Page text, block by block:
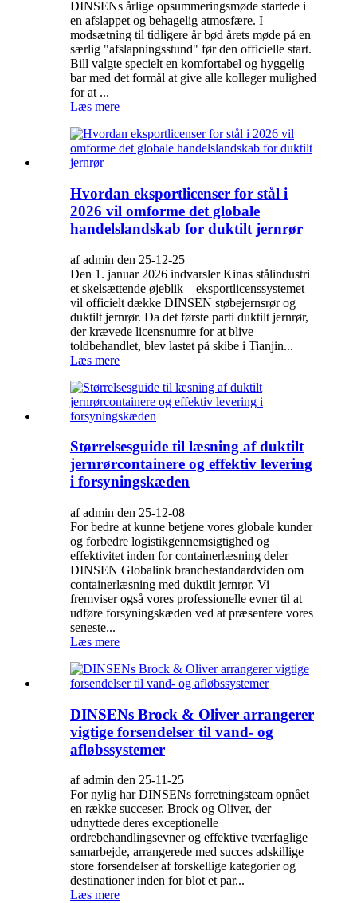
DINSENs årlige opsummeringsmøde startede i
en afslappet og behagelig atmosfære. I
modsætning til tidligere år bød årets møde på en
særlig "afslapningsstund" før den officielle start.
Bill valgte specielt en komfortabel og hyggelig
bar med det formål at give alle kolleger mulighed
for at ...
Læs mere
Hvordan eksportlicenser for stål i
2026 vil omforme det globale
handelslandskab for duktilt jernrør
af admin den 25-12-25
Den 1. januar 2026 indvarsler Kinas stålindustri
et skelsættende øjeblik – eksportlicenssystemet
vil officielt dække DINSEN støbejernsrør og
duktilt jernrør. Da det første parti duktilt jernrør,
der krævede licensnumre for at blive
toldbehandlet, blev lastet på skibe i Tianjin...
Læs mere
Størrelsesguide til læsning af duktilt
jernrørcontainere og effektiv levering
i forsyningskæden
af admin den 25-12-08
For bedre at kunne betjene vores globale kunder
og forbedre logistikgennemsigtighed og
effektivitet inden for containerlæsning deler
DINSEN Globalink branchestandardviden om
containerlæsning med duktilt jernrør. Vi
fremviser også vores professionelle evner til at
udføre forsyningskæden ved at præsentere vores
seneste...
Læs mere
DINSENs Brock & Oliver arrangerer
vigtige forsendelser til vand- og
afløbssystemer
af admin den 25-11-25
For nylig har DINSENs forretningsteam opnået
en række succeser. Brock og Oliver, der
udnyttede deres exceptionelle
ordrebehandlingsevner og effektive tværfaglige
samarbejde, arrangerede med succes adskillige
store forsendelser af forskellige kategorier og
destinationer inden for blot et par...
Læs mere